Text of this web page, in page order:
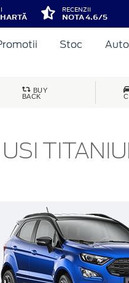
RECENZII
NOTA 4.6/5
Stoc
BUY
BACK